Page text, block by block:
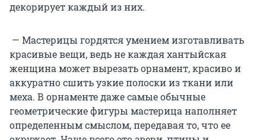
декорирует каждый из них.
— Мастерицы гордятся умением изготавливать
красивые вещи, ведь не каждая хантыйская
женщина может вырезать орнамент, красиво и
аккуратно сшить узкие полоски из ткани или
меха. В орнаменте даже самые обычные
геометрические фигуры мастерица наполняет
определенным смыслом, передавая то, что ее